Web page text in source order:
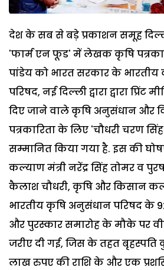
देश के सब से बड़े प्रकाशन समूह
'फार्म एन फूड' में लेखक कृषि
पांडेय को भारत सरकार के
परिषद, नई दिल्ली द्वारा द्वारा प्रिंट
दिए जाने वाले कृषि अनुसंधान और
पत्रकारिता के लिए 'चौधरी चरण
सम्मानित किया गया है. इस की
कल्याण मंत्री नरेंद्र सिंह तोमर व
कैलाश चौधरी, कृषि और किसान
भारतीय कृषि अनुसंधान परिषद के
और पुरस्कार समारोह के मौके पर
जरीए दी गई, जिस के तहत
लाख रुपए की राशि के और एक